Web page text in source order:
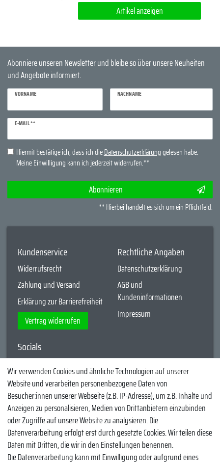
Artikel anzeigen
Abonniere unseren Newsletter und bleibe so über unsere Neuheiten
und Angebote informiert.
VORNAME NACHNAME
E-MAIL **
Newsletter
Honig
Hiermit bestätige ich, dass ich dieDaten­schutz­erklärunggelesen habe.
Meine Einwilligung kann ich jederzeit widerrufen.**
Abonnieren
** Hierbei handelt es sich um ein Pflichtfeld.
Kundenservice
Widerrufsrecht
Zahlung und Versand
Erklärung zur Barrierefreiheit
Vertrag widerrufen
Rechtliche Angaben
Datenschutzerklärung
AGB und
Kundeninformationen
Impressum
Socials
YouTube
Facebook
Instagram
TikTok
Zahlungsmethoden
Wir verwenden Cookies und ähnliche Technologien auf unserer
Website und verarbeiten personenbezogene Daten von
Besucher:innen unserer Webseite (z.B. IP-Adresse), um z.B. Inhalte und
Anzeigen zu personalisieren, Medien von Drittanbietern einzubinden
oder Zugriffe auf unsere Website zu analysieren. Die
Datenverarbeitung erfolgt erst durch gesetzte Cookies. Wir teilen diese
Daten mit Dritten, die wir in den Einstellungen benennen.
Die Datenverarbeitung kann mit Einwilligung oder aufgrund eines